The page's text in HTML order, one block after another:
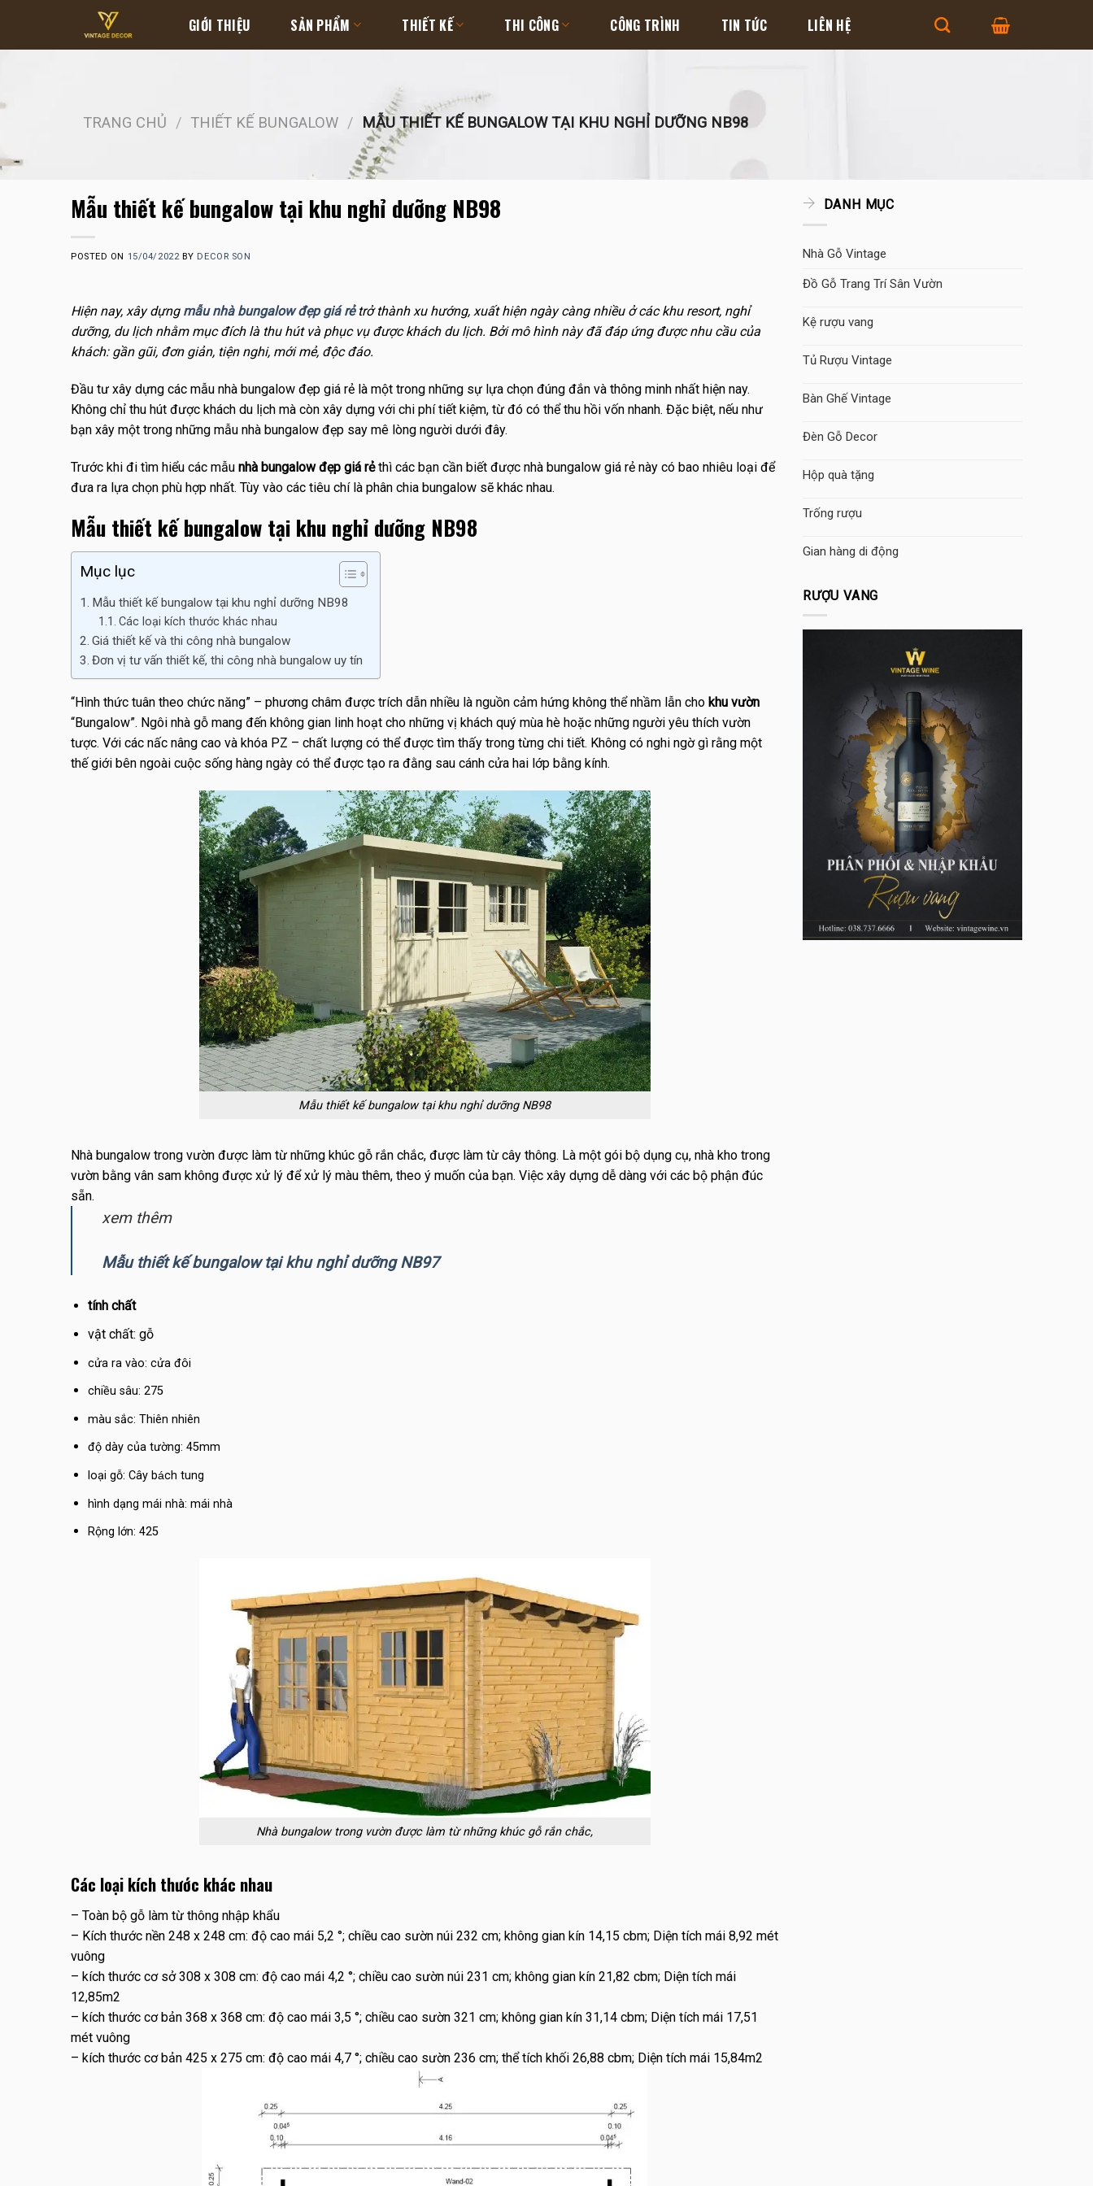
content
GIỚI THIỆU SẢN PHẨM THIẾT KẾ THI CÔNG CÔNG TRÌNH TIN TỨC LIÊN HỆ
TRANG CHỦ / THIẾT KẾ BUNGALOW / MẪU THIẾT KẾ BUNGALOW TẠI KHU NGHỈ DƯỠNG NB98
Mẫu thiết kế bungalow tại khu nghỉ dưỡng NB98
POSTED ON 15/04/2022BY DECOR SON
Hiện nay, xây dựng mẫu nhà bungalow đẹp giá rẻ trở thành xu hướng, xuất hiện ngày càng nhiều ở các khu resort, nghỉ
dưỡng, du lịch nhằm mục đích là thu hút và phục vụ được khách du lịch. Bởi mô hình này đã đáp ứng được nhu cầu của
khách: gần gũi, đơn giản, tiện nghi, mới mẻ, độc đáo.
Đầu tư xây dựng các mẫu nhà bungalow đẹp giá rẻ là một trong những sự lựa chọn đúng đắn và thông minh nhất hiện nay.
Không chỉ thu hút được khách du lịch mà còn xây dựng với chi phí tiết kiệm, từ đó có thể thu hồi vốn nhanh. Đặc biệt, nếu như
bạn xây một trong những mẫu nhà bungalow đẹp say mê lòng người dưới đây.
Trước khi đi tìm hiểu các mẫu nhà bungalow đẹp giá rẻthì các bạn cần biết được nhà bungalow giá rẻ này có bao nhiêu loại để
đưa ra lựa chọn phù hợp nhất. Tùy vào các tiêu chí là phân chia bungalow sẽ khác nhau.
Mẫu thiết kế bungalow tại khu nghỉ dưỡng NB98
Mục lục
Mẫu thiết kế bungalow tại khu nghỉ dưỡng NB98
Các loại kích thước khác nhau
Giá thiết kế và thi công nhà bungalow
Đơn vị tư vấn thiết kế, thi công nhà bungalow uy tín
“Hình thức tuân theo chức năng” – phương châm được trích dẫn nhiều là nguồn cảm hứng không thể nhầm lẫn cho khu vườn
“Bungalow”. Ngôi nhà gỗ mang đến không gian linh hoạt cho những vị khách quý mùa hè hoặc những người yêu thích vườn
tược. Với các nấc nâng cao và khóa PZ – chất lượng có thể được tìm thấy trong từng chi tiết. Không có nghi ngờ gì rằng một
thế giới bên ngoài cuộc sống hàng ngày có thể được tạo ra đằng sau cánh cửa hai lớp bằng kính.
Mẫu thiết kế bungalow tại khu nghỉ dưỡng NB98
Nhà bungalow trong vườn được làm từ những khúc gỗ rắn chắc, được làm từ cây thông. Là một gói bộ dụng cụ, nhà kho trong
vườn bằng vân sam không được xử lý để xử lý màu thêm, theo ý muốn của bạn. Việc xây dựng dễ dàng với các bộ phận đúc
sẵn.
xem thêm
Mẫu thiết kế bungalow tại khu nghỉ dưỡng NB97
tính chất
vật chất: gỗ
cửa ra vào: cửa đôi
chiều sâu: 275
màu sắc: Thiên nhiên
độ dày của tường: 45mm
loại gỗ: Cây bách tung
hình dạng mái nhà: mái nhà
Rộng lớn: 425
Nhà bungalow trong vườn được làm từ những khúc gỗ rắn chắc,
Các loại kích thước khác nhau
– Toàn bộ gỗ làm từ thông nhập khẩu
– Kích thước nền 248 x 248 cm: độ cao mái 5,2 °; chiều cao sườn núi 232 cm; không gian kín 14,15 cbm; Diện tích mái 8,92 mét
vuông
– kích thước cơ sở 308 x 308 cm: độ cao mái 4,2 °; chiều cao sườn núi 231 cm; không gian kín 21,82 cbm; Diện tích mái
12,85m2
– kích thước cơ bản 368 x 368 cm: độ cao mái 3,5 °; chiều cao sườn 321 cm; không gian kín 31,14 cbm; Diện tích mái 17,51
mét vuông
– kích thước cơ bản 425 x 275 cm: độ cao mái 4,7 °; chiều cao sườn 236 cm; thể tích khối 26,88 cbm; Diện tích mái 15,84m2
DANH MỤC
Nhà Gỗ Vintage
Đồ Gỗ Trang Trí Sân Vườn
Kệ rượu vang
Tủ Rượu Vintage
Bàn Ghế Vintage
Đèn Gỗ Decor
Hộp quà tặng
Trống rượu
Gian hàng di động
RƯỢU VANG